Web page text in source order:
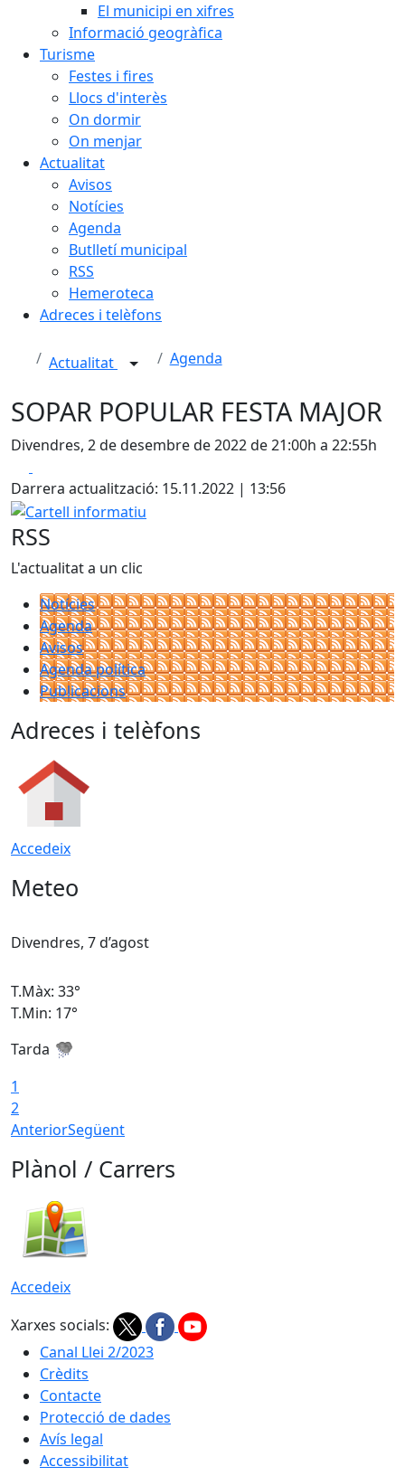
El municipi en xifres
Informació geogràfica
Turisme
Festes i fires
Llocs d'interès
On dormir
On menjar
Actualitat
Avisos
Notícies
Agenda
Butlletí municipal
RSS
Hemeroteca
Adreces i telèfons
Actualitat Agenda
SOPAR POPULAR FESTA MAJOR
Divendres, 2 de desembre de 2022 de 21:00h a 22:55h
Darrera actualització: 15.11.2022 | 13:56
Cartell informatiu
RSS
L'actualitat a un clic
Notícies
Agenda
Avisos
Agenda política
Publicacions
Adreces i telèfons
Accedeix
Meteo
Divendres, 7 d’agost
T.Màx: 33°
T.Min: 17°
Tarda
1
2
AnteriorSegüent
Plànol / Carrers
Accedeix
Xarxes socials:
Canal Llei 2/2023
Crèdits
Contacte
Protecció de dades
Avís legal
Accessibilitat